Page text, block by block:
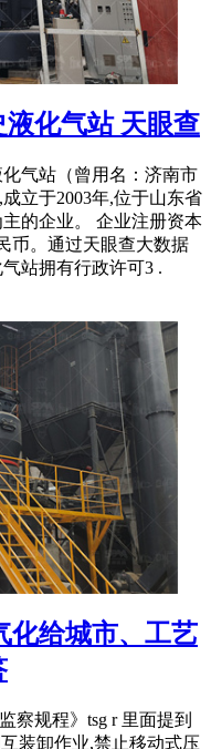
化气站 天眼查
气站（曾用名：济南市
立于2003年,位于山东省
的企业。 企业注册资本
币。通过天眼查大数据
站拥有行政许可3 .
化给城市、工艺
察规程》tsg r 里面提到
装卸作业,禁止移动式压